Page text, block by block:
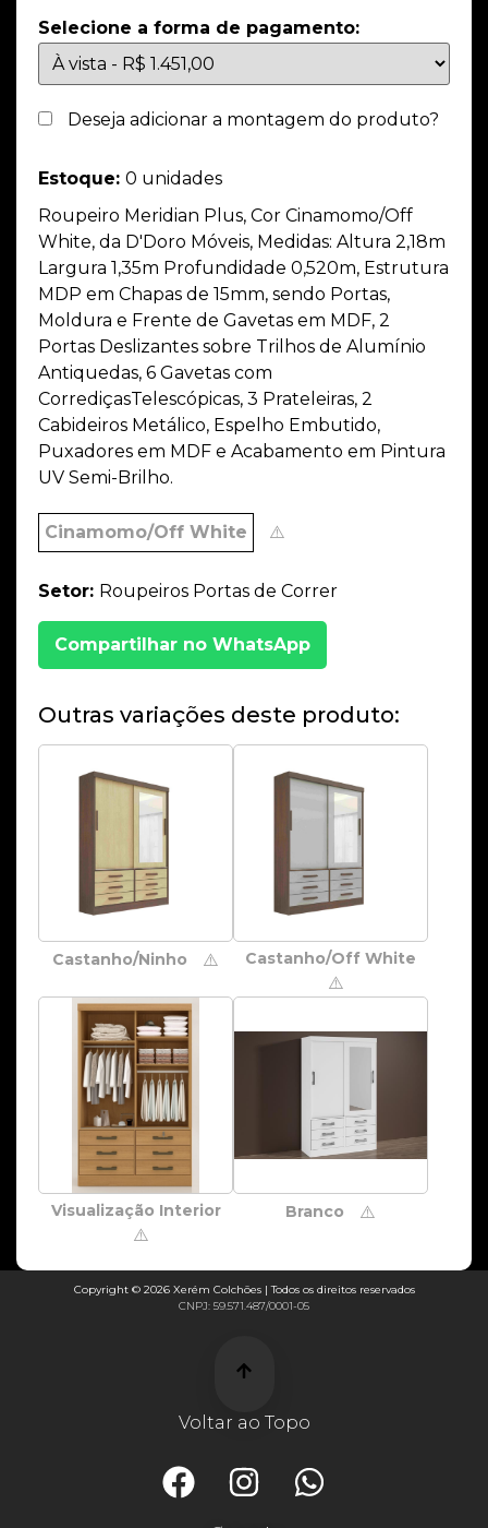
Selecione a forma de pagamento:
Deseja adicionar a montagem do produto?
Estoque: 0 unidades
Roupeiro Meridian Plus, Cor Cinamomo/Off
White, da D'Doro Móveis, Medidas: Altura 2,18m
Largura 1,35m Profundidade 0,520m, Estrutura
MDP em Chapas de 15mm, sendo Portas,
Moldura e Frente de Gavetas em MDF, 2
Portas Deslizantes sobre Trilhos de Alumínio
Antiquedas, 6 Gavetas com
CorrediçasTelescópicas, 3 Prateleiras, 2
Cabideiros Metálico, Espelho Embutido,
Puxadores em MDF e Acabamento em Pintura
UV Semi-Brilho.
Cinamomo/Off White ⚠️
Setor: Roupeiros Portas de Correr
Compartilhar no WhatsApp
Outras variações deste produto:
Castanho/Ninho ⚠️ Castanho/Off White
⚠️
Visualização Interior
⚠️
Branco ⚠️
Voltar ao Topo
Copyright © 2026 Xerém Colchões | Todos os direitos reservados
CNPJ: 59.571.487/0001-05